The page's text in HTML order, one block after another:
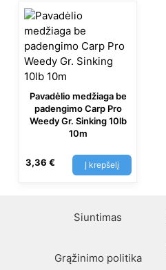
Pavadėlio medžiaga be
padengimo Carp Pro
Weedy Gr. Sinking 10lb
10m
3,36 € Į krepšelį
Siuntimas
Grąžinimo politika